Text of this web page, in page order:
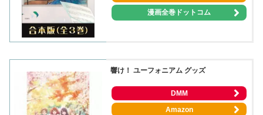
漫画全巻ドットコム
響け！ ユーフォニアム グッズ
DMM
Amazon